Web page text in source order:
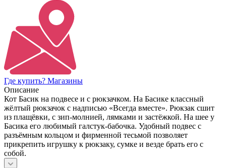
Где купить? Магазины
Описание
Кот Басик на подвесе и с рюкзачком. На Басике классный
жёлтый рюкзачок с надписью «Всегда вместе». Рюкзак сшит
из плащёвки, с зип-молнией, лямками и застёжкой. На шее у
Басика его любимый галстук-бабочка. Удобный подвес с
разъёмным кольцом и фирменной тесьмой позволяет
прикрепить игрушку к рюкзаку, сумке и везде брать его с
собой.